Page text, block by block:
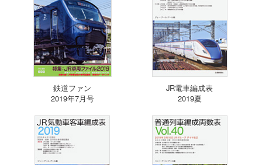
鉄道ファン
2019年7月号
JR電車編成表
2019夏